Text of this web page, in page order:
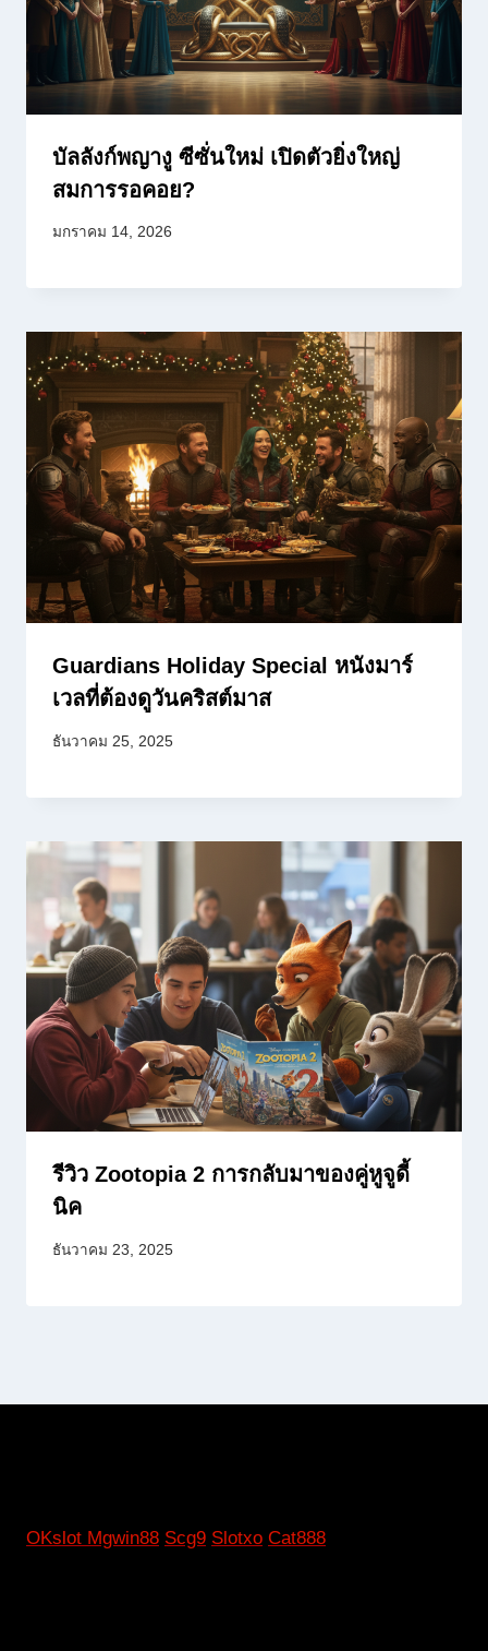
บัลลังก์พญางู ซีซั่นใหม่ เปิดตัวยิ่งใหญ่
สมการรอคอย?
มกราคม 14, 2026
Guardians Holiday Special หนังมาร์
เวลที่ต้องดูวันคริสต์มาส
ธันวาคม 25, 2025
รีวิว Zootopia 2 การกลับมาของคู่หูจูดี้
นิค
ธันวาคม 23, 2025
OKslot Mgwin88 Scg9 Slotxo Cat888